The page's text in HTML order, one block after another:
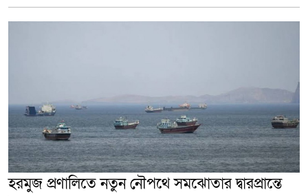
হরমুজ প্রণালিতে নতুন নৌপথে সমঝোতার দ্বারপ্রান্তে